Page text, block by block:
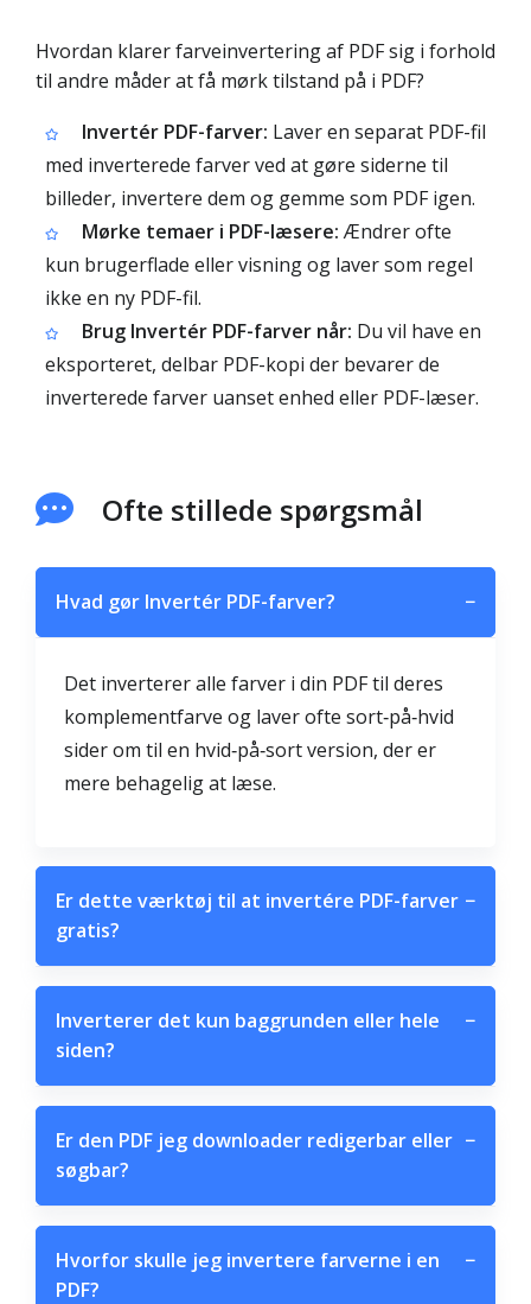
Hvordan klarer farveinvertering af PDF sig i forhold
til andre måder at få mørk tilstand på i PDF?
Invertér PDF-farver: Laver en separat PDF-fil
med inverterede farver ved at gøre siderne til
billeder, invertere dem og gemme som PDF igen.
Mørke temaer i PDF-læsere:Ændrer ofte
kun brugerflade eller visning og laver som regel
ikke en ny PDF-fil.
Brug Invertér PDF-farver når: Du vil have en
eksporteret, delbar PDF-kopi der bevarer de
inverterede farver uanset enhed eller PDF-læser.
Ofte stillede spørgsmål
Hvad gør Invertér PDF-farver? −
Det inverterer alle farver i din PDF til deres
komplementfarve og laver ofte sort‑på‑hvid
sider om til en hvid‑på‑sort version, der er
mere behagelig at læse.
Er dette værktøj til at invertére PDF-farver
gratis?
−
Inverterer det kun baggrunden eller hele
siden?
−
Er den PDF jeg downloader redigerbar eller
søgbar?
−
Hvorfor skulle jeg invertere farverne i en
PDF?
−